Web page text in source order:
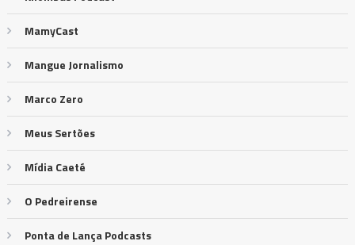
MamyCast
Mangue Jornalismo
Marco Zero
Meus Sertões
Mídia Caeté
O Pedreirense
Ponta de Lança Podcasts